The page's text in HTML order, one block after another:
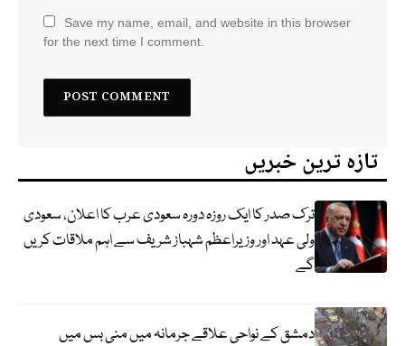
Save my name, email, and website in this browser
for the next time I comment.
تازہ ترین خبریں
ترک صدر کا ایک روزہ دورہ سعودی عرب کا اعلان، سعودی
ولی عہد اور وزیراعظم شہباز شریف سے اہم ملاقات کریں
گے
دمشق کے نواحی علاقے جرمانہ میں منی بس میں